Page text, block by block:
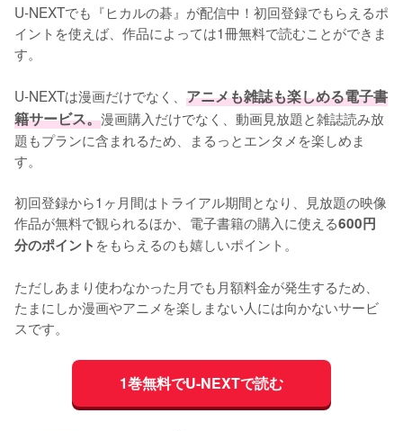
U-NEXTでも『ヒカルの碁』が配信中！初回登録でもらえるポ
イントを使えば、作品によっては1冊無料で読むことができま
す。
U-NEXTは漫画だけでなく、 アニメも雑誌も楽しめる電子書
籍サービス。漫画購入だけでなく、動画見放題と雑誌読み放
題もプランに含まれるため、まるっとエンタメを楽しめま
す。
初回登録から1ヶ月間はトライアル期間となり、見放題の映像
作品が無料で観られるほか、電子書籍の購入に使える600円
分のポイント をもらえるのも嬉しいポイント。
ただしあまり使わなかった月でも月額料金が発生するため、
たまにしか漫画やアニメを楽しまない人には向かないサービ
スです。
1巻無料でU-NEXTで読む